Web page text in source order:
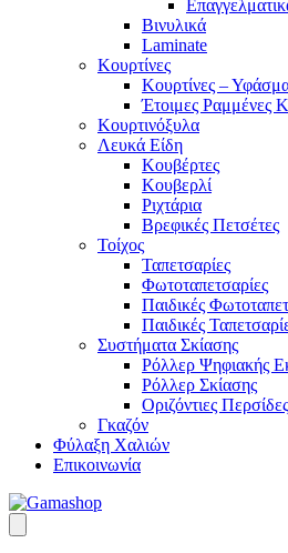
Βινυλικά
Laminate
Κουρτίνες
Κουρτίνες –
Έτοιμες Ραμμένες
Κουρτινόξυλα
Λευκά Είδη
Κουβέρτες
Κουβερλί
Ριχτάρια
Βρεφικές Πετσέτες
Τοίχος
Ταπετσαρίες
Φωτοταπετσαρίες
Παιδικές
Παιδικές
Συστήματα Σκίασης
Ρόλλερ Ψηφιακής
Ρόλλερ Σκίασης
Οριζόντιες
Γκαζόν
Φύλαξη Χαλιών
Επικοινωνία